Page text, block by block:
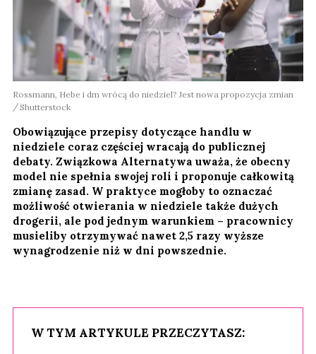
Rossmann, Hebe i dm wrócą do niedziel? Jest nowa propozycja zmian
Shutterstock
Obowiązujące przepisy dotyczące handlu w
niedziele coraz częściej wracają do publicznej
debaty. Związkowa Alternatywa uważa, że obecny
model nie spełnia swojej roli i proponuje całkowitą
zmianę zasad. W praktyce mogłoby to oznaczać
możliwość otwierania w niedziele także dużych
drogerii, ale pod jednym warunkiem – pracownicy
musieliby otrzymywać nawet 2,5 razy wyższe
wynagrodzenie niż w dni powszednie.
W TYM ARTYKULE PRZECZYTASZ: